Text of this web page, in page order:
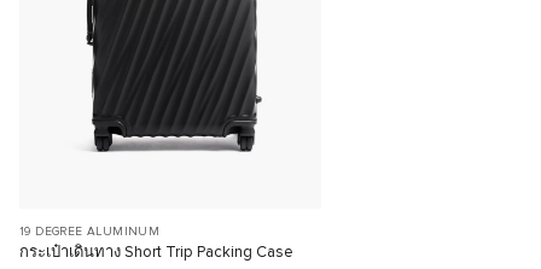
19 DEGREE ALUMINUM
กระเป๋าเดินทาง Short Trip Packing Case